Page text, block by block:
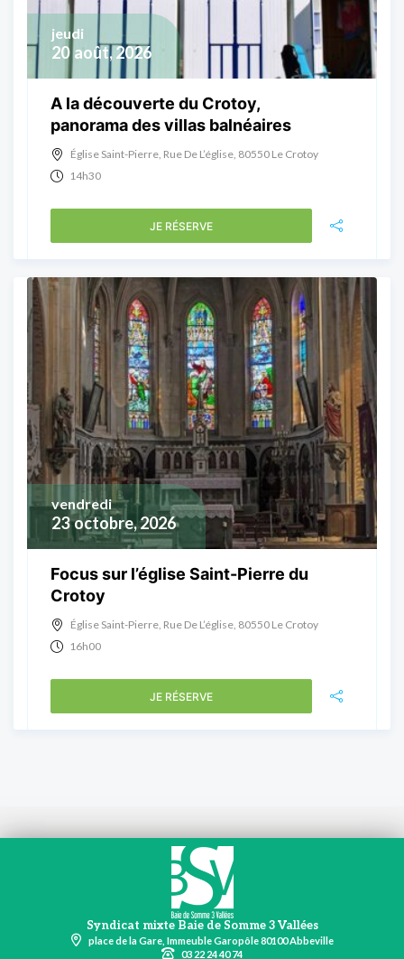
20 août, 2026
jeudi
A la découverte du Crotoy,
panorama des villas balnéaires
Église Saint-Pierre, Rue De L’église, 80550 Le Crotoy
14h30
JE RÉSERVE
23 octobre, 2026
vendredi
Focus sur l’église Saint-Pierre du
Crotoy
Église Saint-Pierre, Rue De L’église, 80550 Le Crotoy
16h00
JE RÉSERVE
Syndicat mixte Baie de Somme 3 Vallées
place de la Gare, Immeuble Garopôle 80100 Abbeville
03 22 24 40 74